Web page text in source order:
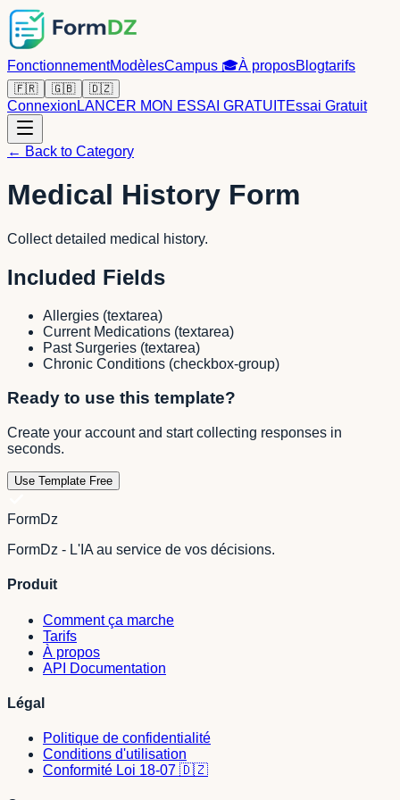
FonctionnementModèlesCampus 🎓À proposBlogtarifs
🇫🇷 🇬🇧 🇩🇿
Connexion LANCER MON ESSAI GRATUITEssai Gratuit
← Back to Category
Medical History Form
Collect detailed medical history.
Included Fields
Allergies (textarea)
Current Medications (textarea)
Past Surgeries (textarea)
Chronic Conditions (checkbox-group)
Ready to use this template?
Create your account and start collecting responses in
seconds.
Use Template Free
FormDz
FormDz - L'IA au service de vos décisions.
Produit
Comment ça marche
Tarifs
À propos
API Documentation
Légal
Politique de confidentialité
Conditions d'utilisation
Conformité Loi 18-07 🇩🇿